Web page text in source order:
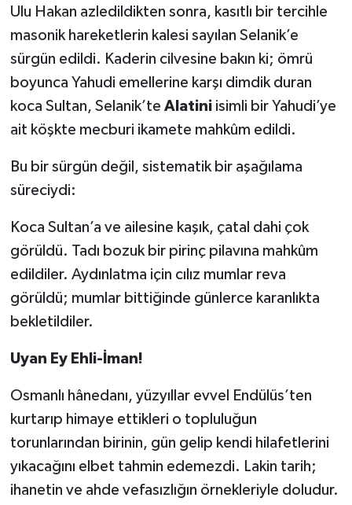
Ulu Hakan azledildikten sonra, kasıtlı bir tercihle
masonik hareketlerin kalesi sayılan Selanik’e
sürgün edildi. Kaderin cilvesine bakın ki; ömrü
boyunca Yahudi emellerine karşı dimdik duran
koca Sultan, Selanik’te Alatiniisimli bir Yahudi’ye
ait köşkte mecburi ikamete mahkûm edildi.
Bu bir sürgün değil, sistematik bir aşağılama
süreciydi:
Koca Sultan’a ve ailesine kaşık, çatal dahi çok
görüldü. Tadı bozuk bir pirinç pilavına mahkûm
edildiler. Aydınlatma için cılız mumlar reva
görüldü; mumlar bittiğinde günlerce karanlıkta
bekletildiler.
Uyan Ey Ehli-İman!
Osmanlı hânedanı, yüzyıllar evvel Endülüs’ten
kurtarıp himaye ettikleri o topluluğun
torunlarından birinin, gün gelip kendi hilafetlerini
yıkacağını elbet tahmin edemezdi. Lakin tarih;
ihanetin ve ahde vefasızlığın örnekleriyle doludur.